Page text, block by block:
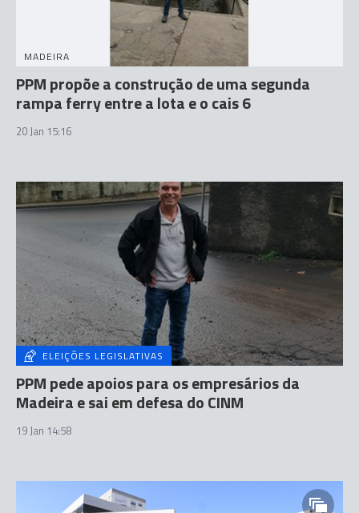
MADEIRA
PPM propõe a construção de uma segunda
rampa ferry entre a lota e o cais 6
20 Jan 15:16
ELEIÇÕES LEGISLATIVAS
PPM pede apoios para os empresários da
Madeira e sai em defesa do CINM
19 Jan 14:58